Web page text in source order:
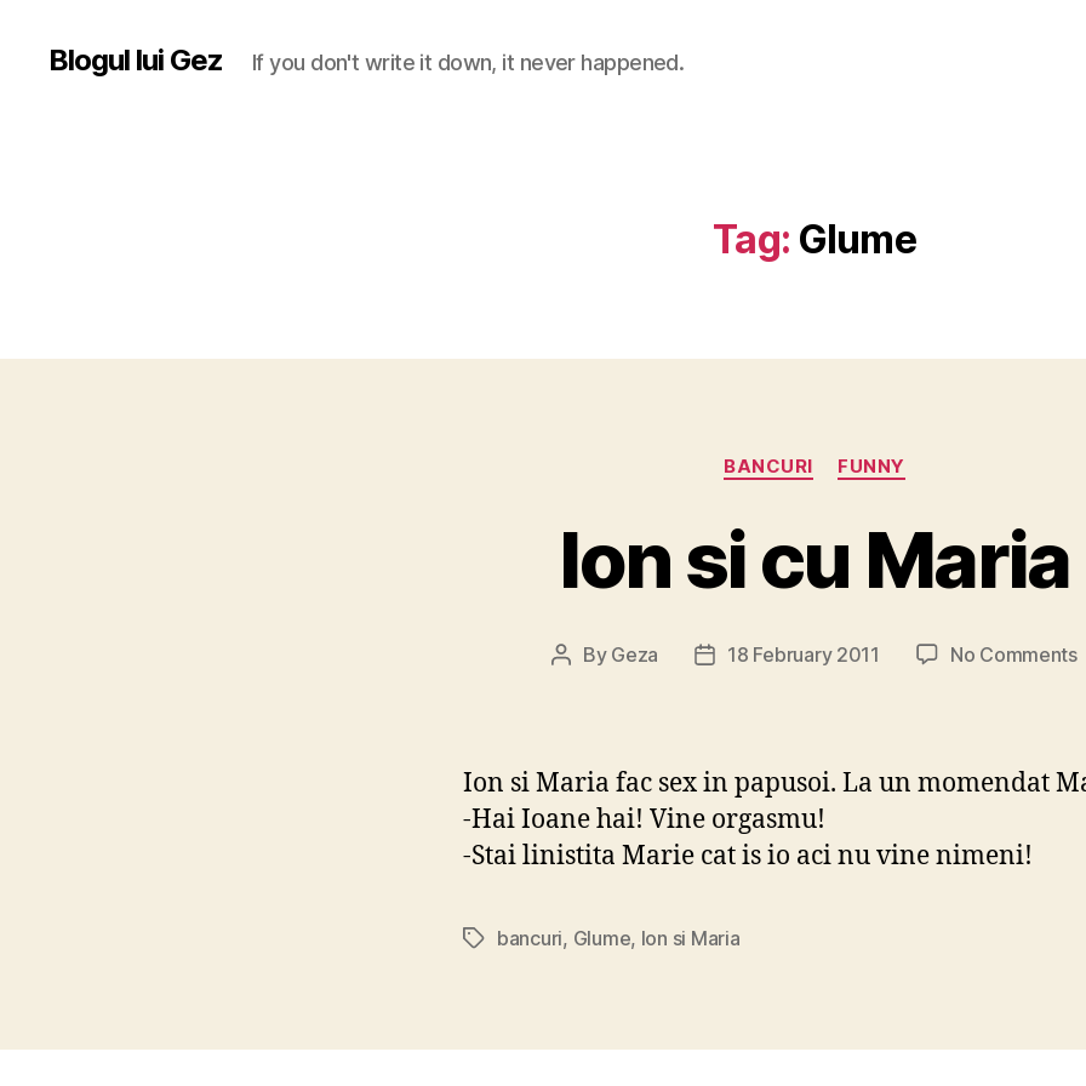
Blogul lui Gez If you don't write it down, it never happened.
Tag: Glume
Categories
BANCURI FUNNY
Ion si cu Maria
Post
By Geza
Post18 February 2011 No Commentson
Ion si Maria fac sex in papusoi. La un momendat
-Hai Ioane hai! Vine orgasmu!
-Stai linistita Marie cat is io aci nu vine nimeni!
Tagsbancuri, Glume, Ion si Maria